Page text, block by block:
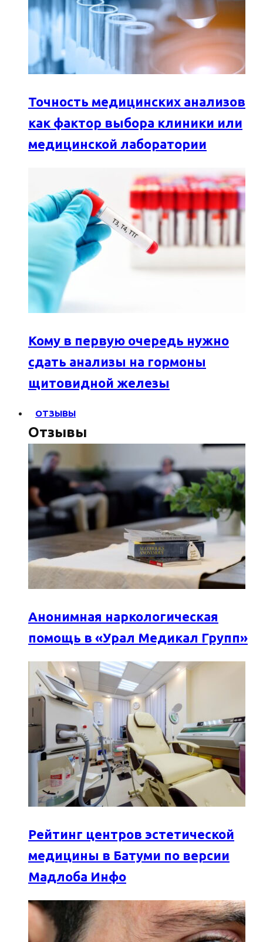
Точность медицинских анализов
как фактор выбора клиники или
медицинской лаборатории
Кому в первую очередь нужно
сдать анализы на гормоны
щитовидной железы
ОТЗЫВЫ
Отзывы
Анонимная наркологическая
помощь в «Урал Медикал Групп»
Рейтинг центров эстетической
медицины в Батуми по версии
Мадлоба Инфо